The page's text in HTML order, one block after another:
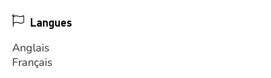
Langues
Anglais
Français